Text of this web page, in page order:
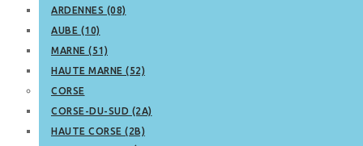
ARDENNES (08)
AUBE (10)
MARNE (51)
HAUTE MARNE (52)
CORSE
CORSE-DU-SUD (2A)
HAUTE CORSE (2B)